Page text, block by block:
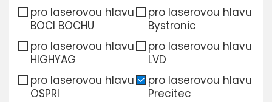
Firma
Stáhnout
pro laserovou hlavu
BOCI BOCHU
pro laserovou hlavu
Bystronic
pro laserovou hlavu
HIGHYAG
pro laserovou hlavu
LVD
pro laserovou hlavu
OSPRI
pro laserovou hlavu
Precitec